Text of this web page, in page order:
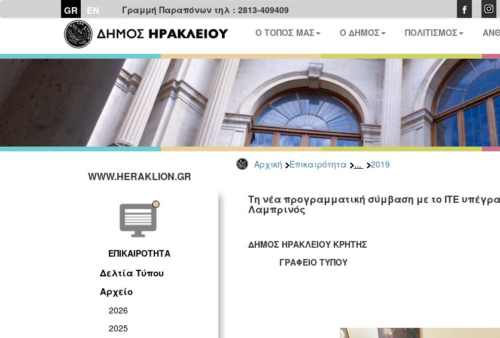
GR EN Γραμμή Παραπόνων τηλ : 2813-409409
Ο ΤΟΠΟΣ ΜΑΣ Ο ΔΗΜΟΣ ΠΟΛΙΤΙΣΜΟΣ
Αρχική Επικαιρότητα ... 2019
WWW.HERAKLION.GR
ΕΠΙΚΑΙΡΟΤΗΤΑ
Δελτία Τύπου
Αρχείο
2026
2025
Τη νέα προγραμματική σύμβαση με το ΙΤΕ
Λαμπρινός
ΔΗΜΟΣ ΗΡΑΚΛΕΙΟΥ ΚΡΗΤΗΣ
ΓΡΑΦΕΙΟ ΤΥΠΟΥ